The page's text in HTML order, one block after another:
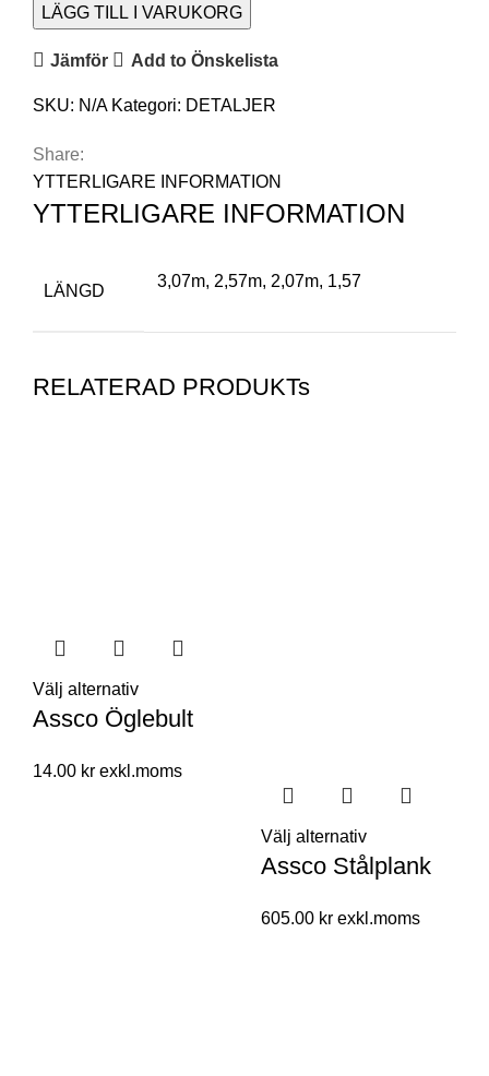
LÄGG TILL I VARUKORG
Jämför Add to Önskelista
SKU: N/A Kategori: DETALJER
Share:
YTTERLIGARE INFORMATION
YTTERLIGARE INFORMATION
LÄNGD
3,07m, 2,57m, 2,07m, 1,57
RELATERAD PRODUKTs
Välj alternativ
Assco Öglebult
14.00 kr
Välj alternativ
Assco Stålplank
605.00 kr